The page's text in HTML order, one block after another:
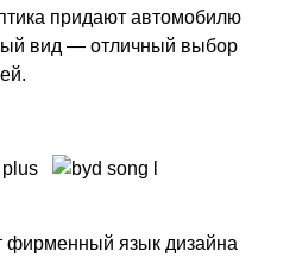
придают автомобилю
вид — отличный выбор
фирменный язык дизайна